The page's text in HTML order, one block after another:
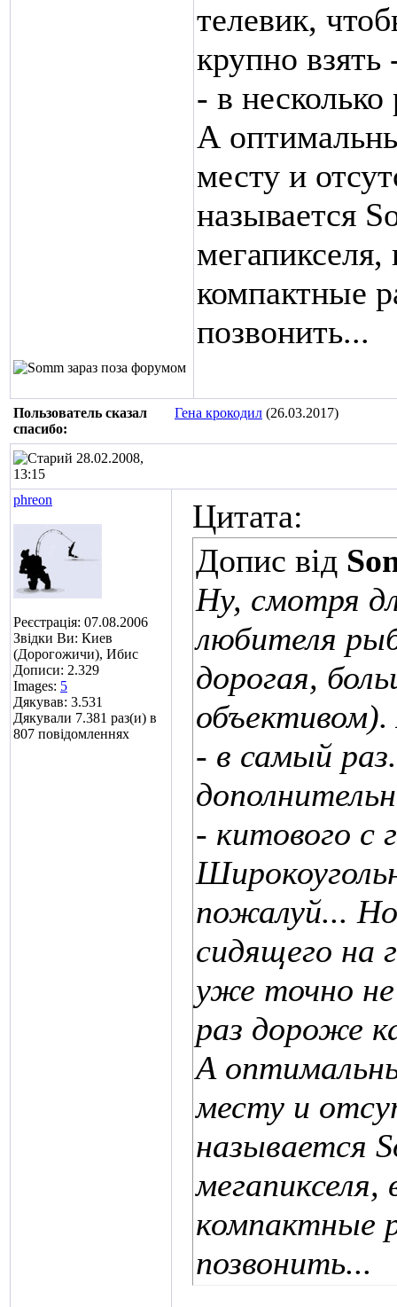
телевик,
крупно
- в
А
месту и
называется
компактные
позвонить...
Пользователь сказал
cпасибо:
Гена крокодил (26.03.2017)
28.02.2008,
13:15
phreon
Реєстрація: 07.08.2006
Звідки Ви: Киев
(Дорогожичи), Ибис
Дописи: 2.329
Images: 5
Дякував: 3.531
Дякували 7.381 раз(и) в
807 повідомленнях
Цитата:
Допис від
Ну, смотря
любителя
дорогая,
- в самый
- китового с
пожалуй...
сидящего на
уже точно не
раз дороже
А
месту и
называется
компактные
позвонить...